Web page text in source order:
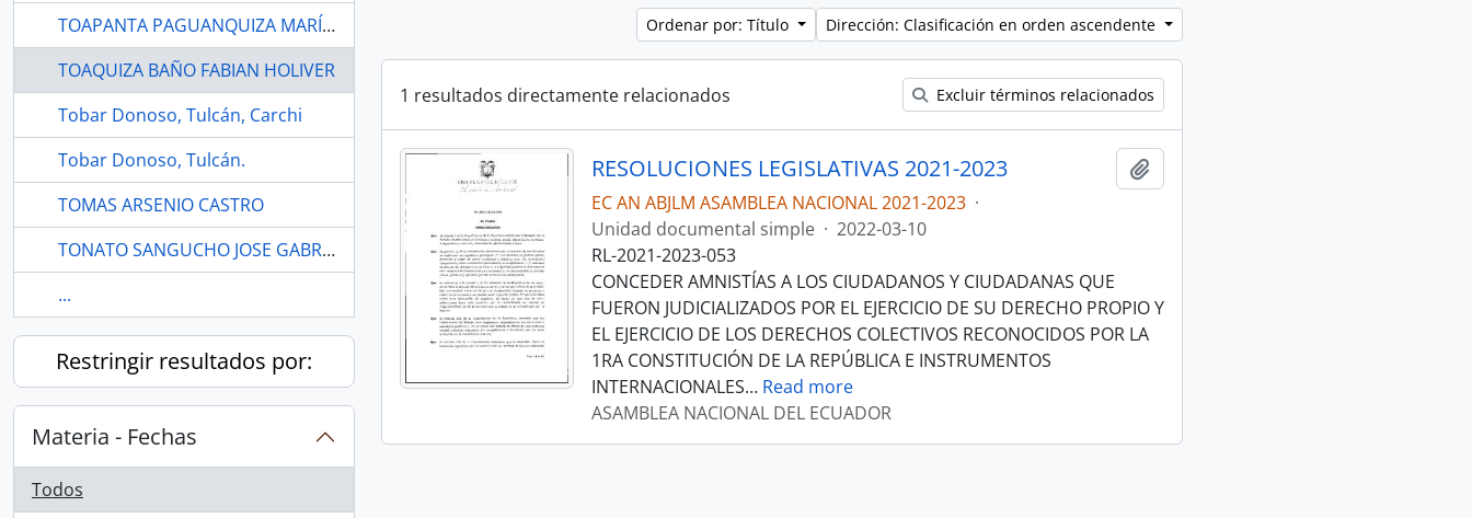
TOAPANTA PAGUANQUIZA MARÍA MERCEDES
TOAQUIZA BAÑO FABIAN HOLIVER
Tobar Donoso, Tulcán, Carchi
Tobar Donoso, Tulcán.
TOMAS ARSENIO CASTRO
TONATO SANGUCHO JOSE GABRIEL
...
Restringir resultados por:
Materia - Fechas
Todos
Ordenar por: Título Dirección: Clasificación en orden ascendente
1 resultados directamente relacionados Excluir términos relacionados
RESOLUCIONES LEGISLATIVAS 2021-2023
EC AN ABJLM ASAMBLEA NACIONAL 2021-2023 ·
Unidad documental simple · 2022-03-10
RL-2021-2023-053
CONCEDER AMNISTÍAS A LOS CIUDADANOS Y CIUDADANAS QUE
FUERON JUDICIALIZADOS POR EL EJERCICIO DE SU DERECHO PROPIO Y
EL EJERCICIO DE LOS DERECHOS COLECTIVOS RECONOCIDOS POR LA
1RA CONSTITUCIÓN DE LA REPÚBLICA E INSTRUMENTOS
INTERNACIONALES… Read more
ASAMBLEA NACIONAL DEL ECUADOR